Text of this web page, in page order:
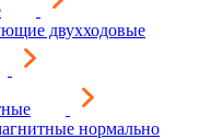
двухходовые
нормально